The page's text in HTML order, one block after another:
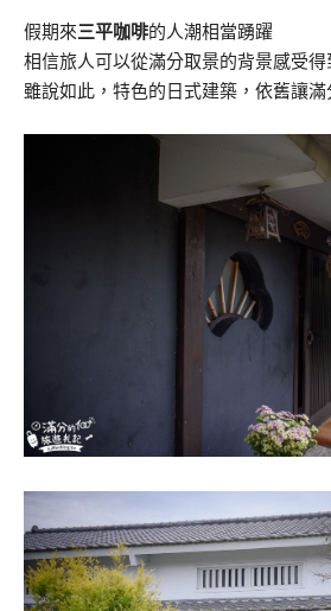
假期來三平咖啡的人潮相當踴躍
相信旅人可以從滿分取景的背景感受得
雖說如此，特色的日式建築，依舊讓滿